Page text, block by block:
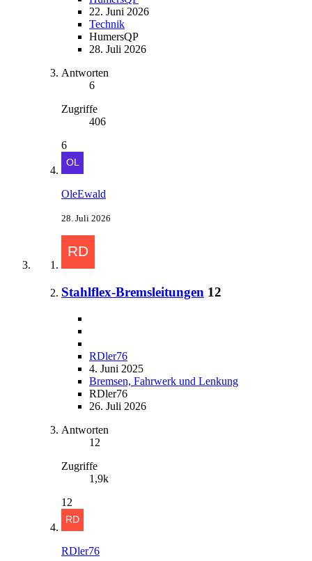
22. Juni 2026
Technik
HumersQP
28. Juli 2026
Antworten
6
Zugriffe
406
6
OleEwald
28. Juli 2026
Stahlflex-Bremsleitungen 12
RDler76
4. Juni 2025
Bremsen, Fahrwerk und Lenkung
RDler76
26. Juli 2026
Antworten
12
Zugriffe
1,9k
12
RDler76